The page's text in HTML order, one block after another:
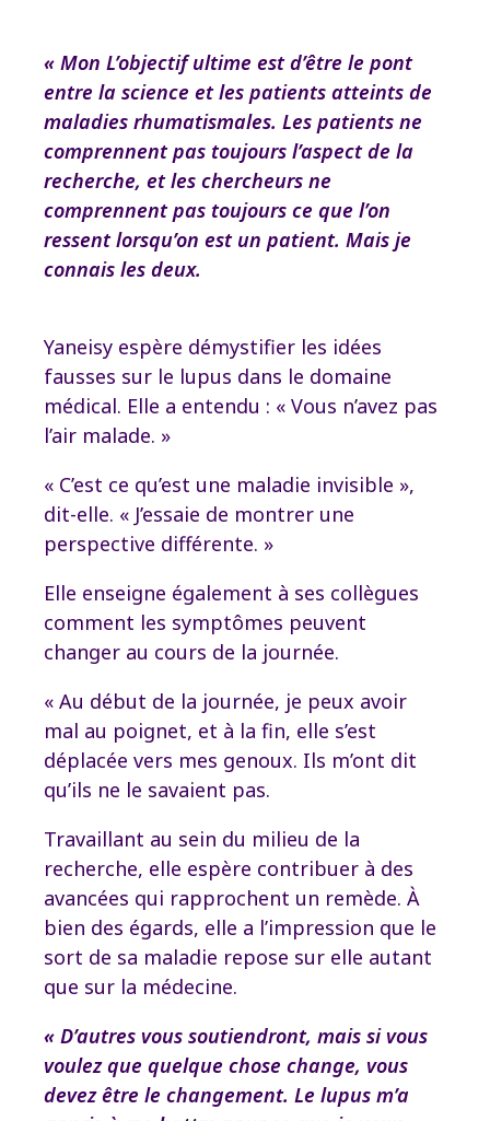
« Mon L’objectif ultime est d’être le pont
entre la science et les patients atteints de
maladies rhumatismales. Les patients ne
comprennent pas toujours l’aspect de la
recherche, et les chercheurs ne
comprennent pas toujours ce que l’on
ressent lorsqu’on est un patient. Mais je
connais les deux.
Yaneisy espère démystifier les idées
fausses sur le lupus dans le domaine
médical. Elle a entendu : « Vous n’avez pas
l’air malade. »
« C’est ce qu’est une maladie invisible »,
dit-elle. « J’essaie de montrer une
perspective différente. »
Elle enseigne également à ses collègues
comment les symptômes peuvent
changer au cours de la journée.
« Au début de la journée, je peux avoir
mal au poignet, et à la fin, elle s’est
déplacée vers mes genoux. Ils m’ont dit
qu’ils ne le savaient pas.
Travaillant au sein du milieu de la
recherche, elle espère contribuer à des
avancées qui rapprochent un remède. À
bien des égards, elle a l’impression que le
sort de sa maladie repose sur elle autant
que sur la médecine.
« D’autres vous soutiendront, mais si vous
voulez que quelque chose change, vous
devez être le changement. Le lupus m’a